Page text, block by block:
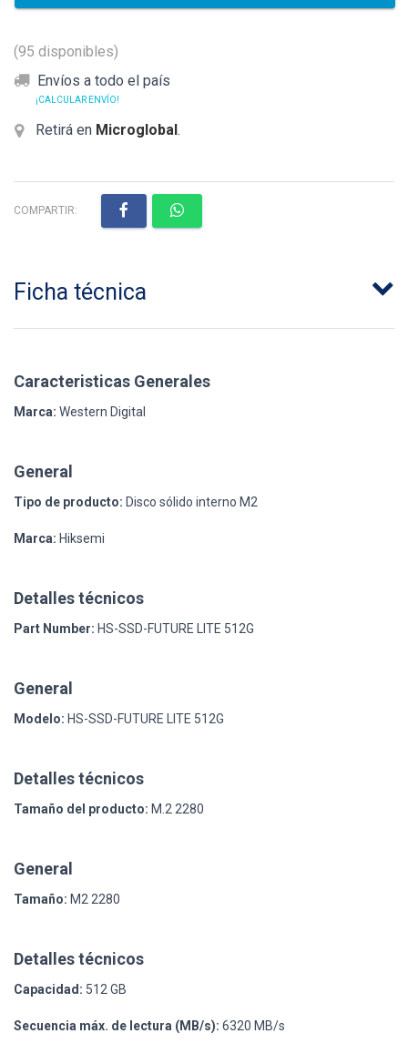
(95 disponibles)
Envíos a todo el país
¡CALCULAR ENVÍO!
Retirá en Microglobal.
COMPARTIR:
Ficha técnica
Caracteristicas Generales
Marca: Western Digital
General
Tipo de producto: Disco sólido interno M2
Marca: Hiksemi
Detalles técnicos
Part Number: HS-SSD-FUTURE LITE 512G
General
Modelo: HS-SSD-FUTURE LITE 512G
Detalles técnicos
Tamaño del producto: M.2 2280
General
Tamaño: M2 2280
Detalles técnicos
Capacidad: 512 GB
Secuencia máx. de lectura (MB/s): 6320 MB/s